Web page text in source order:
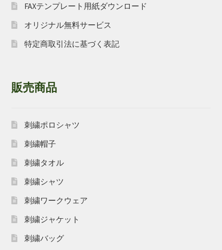
FAXテンプレート用紙ダウンロード
オリジナル無料サービス
特定商取引法に基づく表記
販売商品
刺繍ポロシャツ
刺繍帽子
刺繍タオル
刺繍シャツ
刺繍ワークウェア
刺繍ジャケット
刺繍バッグ